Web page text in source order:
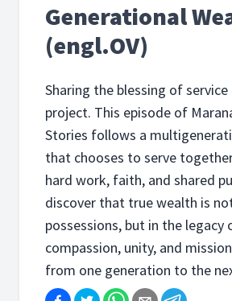
Generational
(engl.OV)
Sharing the blessing of
project. This episode of
Stories follows a
that chooses to serve
hard work, faith, and shared
discover that true wealth is
possessions, but in the legacy
compassion, unity, and
from one generation to the